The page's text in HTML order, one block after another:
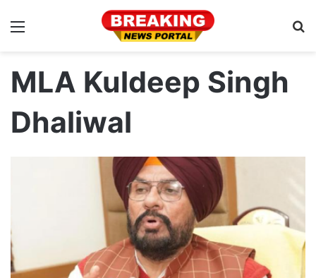
Menu
MLA Kuldeep Singh
Dhaliwal